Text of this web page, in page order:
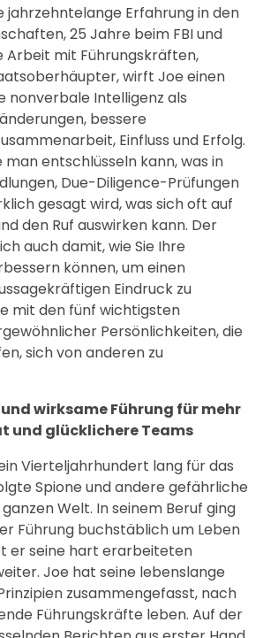
jahrzehntelange Erfahrung in den
25 Jahre beim FBI und
Arbeit mit Führungskräften,
wirft Joe einen
nonverbale Intelligenz als
bessere
Einfluss und Erfolg.
man entschlüsseln kann, was in
Due-Diligence-Prüfungen
gesagt wird, was sich oft auf
den Ruf auswirken kann. Der
auch damit, wie Sie Ihre
können, um einen
Eindruck zu
mit den fünf wichtigsten
Persönlichkeiten, die
sich von anderen zu
wirksame Führung für mehr
und glücklichere Teams
Vierteljahrhundert lang für das
Spione und andere gefährliche
Welt. In seinem Beruf ging
Führung buchstäblich um Leben
er seine hart erarbeiteten
Joe hat seine lebenslange
zusammengefasst, nach
Führungskräfte leben. Auf der